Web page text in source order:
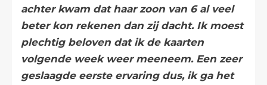
achter kwam dat haar zoon van 6 al veel
beter kon rekenen dan zij dacht. Ik moest
plechtig beloven dat ik de kaarten
volgende week weer meeneem. Een zeer
geslaagde eerste ervaring dus, ik ga het